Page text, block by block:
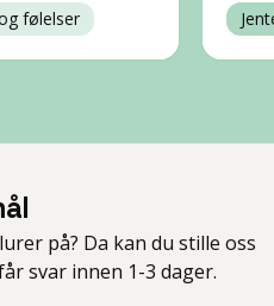
følelser
på? Da kan du stille oss
svar innen 1-3 dager.